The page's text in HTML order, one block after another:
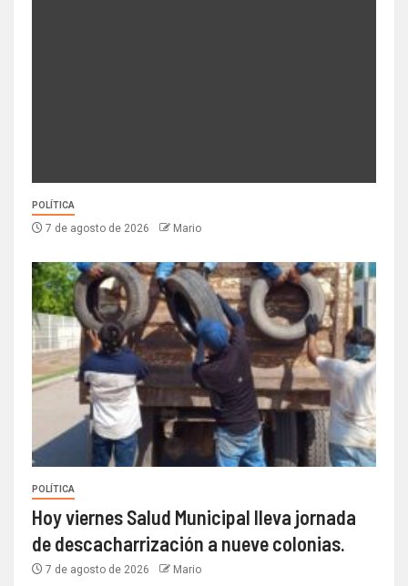
POLÍTICA
7 de agosto de 2026 Mario
POLÍTICA
Hoy viernes Salud Municipal lleva jornada
de descacharrización a nueve colonias.
7 de agosto de 2026 Mario